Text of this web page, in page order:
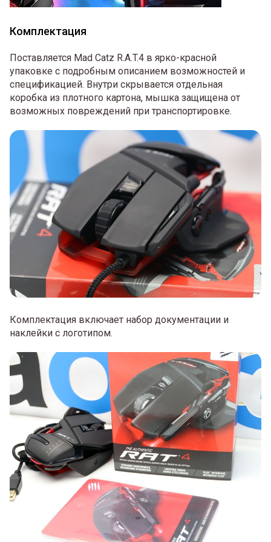
Комплектация
Поставляется Mad Catz R.A.T.4 в ярко-красной
упаковке с подробным описанием возможностей и
спецификацией. Внутри скрывается отдельная
коробка из плотного картона, мышка защищена от
возможных повреждений при транспортировке.
Комплектация включает набор документации и
наклейки с логотипом.